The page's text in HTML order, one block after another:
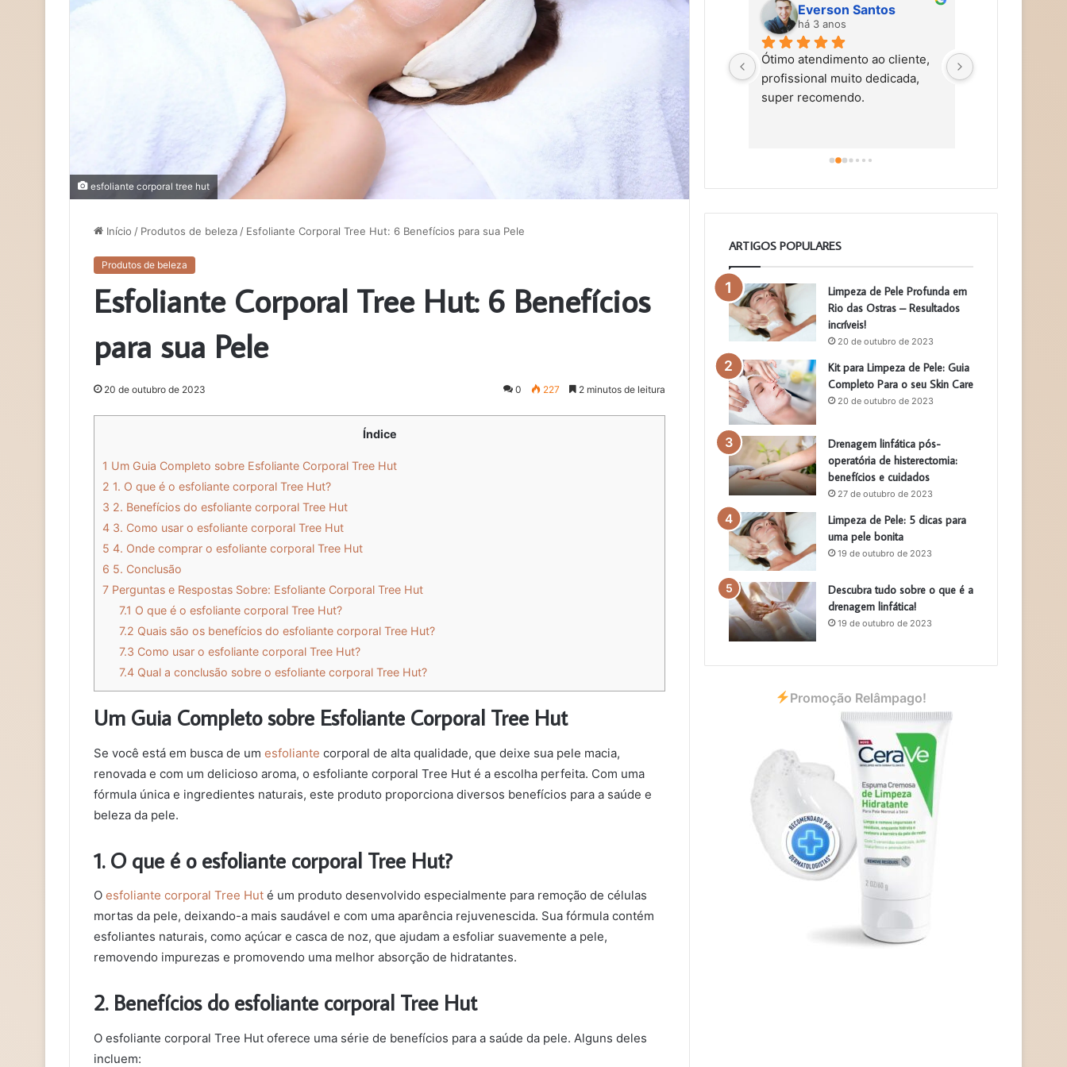
esfoliante corporal tree hut
Início / Produtos de beleza/ Esfoliante Corporal Tree Hut: 6 Benefícios para sua Pele
Produtos de beleza
Esfoliante Corporal Tree Hut: 6 Benefícios
para sua Pele
20 de outubro de 2023 0 227 2 minutos de leitura
Índice
1 Um Guia Completo sobre Esfoliante Corporal Tree Hut
2 1. O que é o esfoliante corporal Tree Hut?
3 2. Benefícios do esfoliante corporal Tree Hut
4 3. Como usar o esfoliante corporal Tree Hut
5 4. Onde comprar o esfoliante corporal Tree Hut
6 5. Conclusão
7 Perguntas e Respostas Sobre: Esfoliante Corporal Tree Hut
7.1 O que é o esfoliante corporal Tree Hut?
7.2 Quais são os benefícios do esfoliante corporal Tree Hut?
7.3 Como usar o esfoliante corporal Tree Hut?
7.4 Qual a conclusão sobre o esfoliante corporal Tree Hut?
Um Guia Completo sobre Esfoliante Corporal Tree Hut
Se você está em busca de um esfoliante corporal de alta qualidade, que deixe sua pele macia,
renovada e com um delicioso aroma, o esfoliante corporal Tree Hut é a escolha perfeita. Com uma
fórmula única e ingredientes naturais, este produto proporciona diversos benefícios para a saúde e
beleza da pele.
1. O que é o esfoliante corporal Tree Hut?
O esfoliante corporal Tree Hut é um produto desenvolvido especialmente para remoção de células
mortas da pele, deixando-a mais saudável e com uma aparência rejuvenescida. Sua fórmula contém
esfoliantes naturais, como açúcar e casca de noz, que ajudam a esfoliar suavemente a pele,
removendo impurezas e promovendo uma melhor absorção de hidratantes.
2. Benefícios do esfoliante corporal Tree Hut
O esfoliante corporal Tree Hut oferece uma série de benefícios para a saúde da pele. Alguns deles
incluem:
Everson Santos
há 3 anos
Ótimo atendimento ao cliente,
profissional muito dedicada,
super recomendo.
aromaterapia,
terapias
ARTIGOS POPULARES
Limpeza de Pele Profunda em
Rio das Ostras – Resultados
incríveis!
20 de outubro de 2023
Kit para Limpeza de Pele: Guia
Completo Para o seu Skin Care
20 de outubro de 2023
Drenagem linfática pós-
operatória de histerectomia:
benefícios e cuidados
27 de outubro de 2023
Limpeza de Pele: 5 dicas para
uma pele bonita
19 de outubro de 2023
Descubra tudo sobre o que é a
drenagem linfática!
19 de outubro de 2023
Promoção Relâmpago!